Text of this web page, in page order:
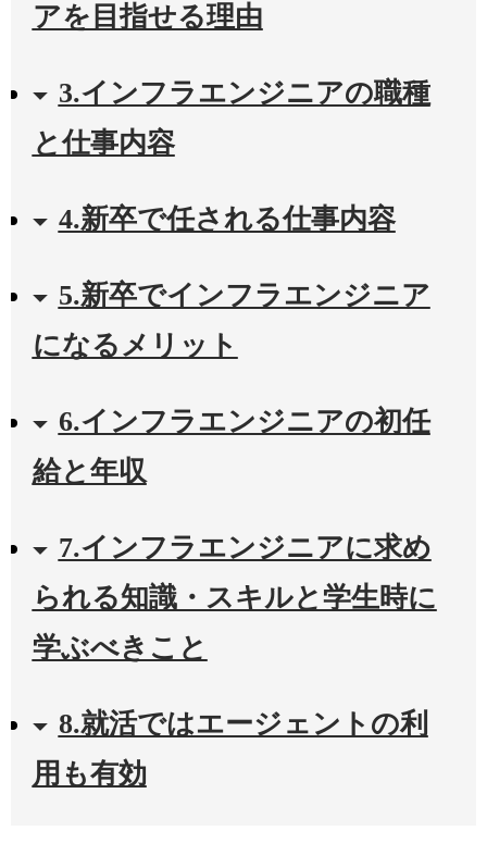
アを目指せる理由
3.インフラエンジニアの職種
と仕事内容
4.新卒で任される仕事内容
5.新卒でインフラエンジニア
になるメリット
6.インフラエンジニアの初任
給と年収
7.インフラエンジニアに求め
られる知識・スキルと学生時に
学ぶべきこと
8.就活ではエージェントの利
用も有効